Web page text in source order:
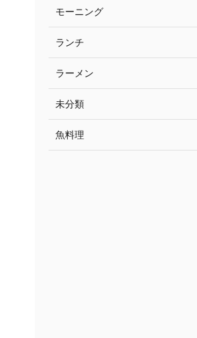
モーニング
ランチ
ラーメン
未分類
魚料理